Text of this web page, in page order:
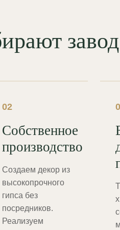
02
Собственное
производство
Создаем декор из
высокопрочного
гипса без
посредников.
Реализуем